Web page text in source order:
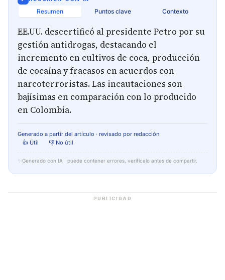
Resumen Puntos clave Contexto
EE.UU. descertificó al presidente Petro por su
gestión antidrogas, destacando el
incremento en cultivos de coca, producción
de cocaína y fracasos en acuerdos con
narcoterroristas. Las incautaciones son
bajísimas en comparación con lo producido
en Colombia.
Generado a partir del artículo · revisado por redacción
👍 Útil
👎 No útil
✨ Generado con IA · puede contener errores, verifícalo antes de compartir.
PUBLICIDAD